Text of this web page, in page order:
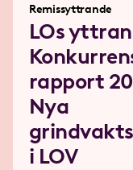
Remissyttrande
LOs
rapport
Nya
i LOV